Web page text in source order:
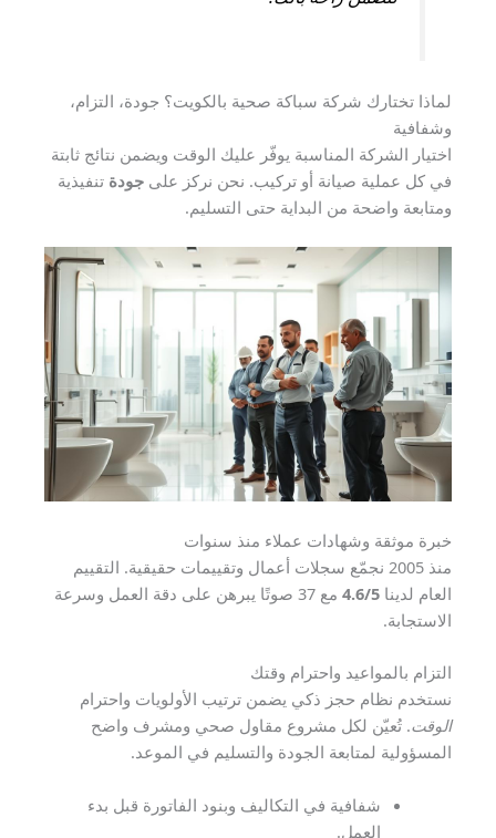
لماذا تختارك شركة سباكة صحية بالكويت؟ جودة، التزام،
وشفافية
اختيار الشركة المناسبة يوفّر عليك الوقت ويضمن نتائج ثابتة
في كل عملية صيانة أو تركيب. نحن نركز على جودة تنفيذية
ومتابعة واضحة من البداية حتى التسليم.
خبرة موثقة وشهادات عملاء منذ سنوات
منذ 2005 نجمّع سجلات أعمال وتقييمات حقيقية. التقييم
العام لدينا 4.6/5
مع 37 صوتًا يبرهن على دقة العمل وسرعة
الاستجابة.
التزام بالمواعيد واحترام وقتك
نستخدم نظام حجز ذكي يضمن ترتيب الأولويات واحترام
الوقت. تُعيّن لكل مشروع مقاول صحي ومشرف واضح
المسؤولية لمتابعة الجودة والتسليم في الموعد.
شفافية في التكاليف وبنود الفاتورة قبل بدء
العمل.